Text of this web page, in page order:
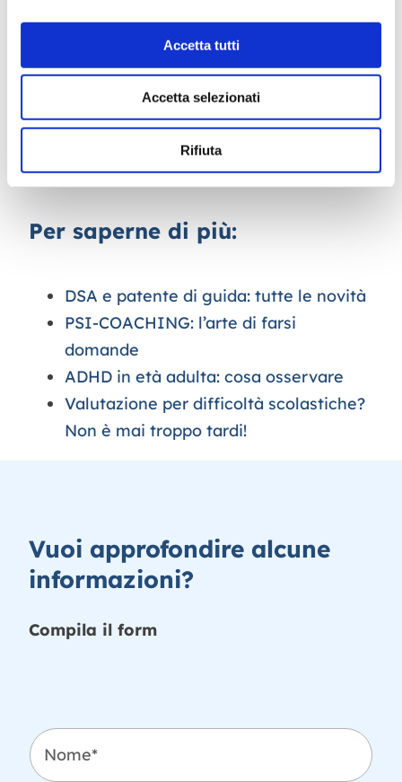
Accetta tutti
Accetta selezionati
Rifiuta
necessario comprendere in modo più
approfondito le ragioni per cui il giovane
mette in attoschemi comportamentali e
Per saperne di più:
DSA e patente di guida: tutte le novità
PSI-COACHING: l’arte di farsi
domande
ADHD in età adulta: cosa osservare
Valutazione per difficoltà scolastiche?
Non è mai troppo tardi!
Vuoi approfondire alcune
informazioni?
Compila il form
A
n
N
o
m